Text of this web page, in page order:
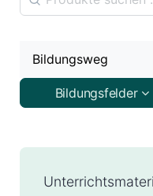
Bildungsweg
Bildungsfelder